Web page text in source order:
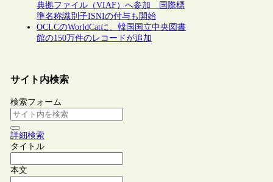
典拠ファイル（VIAF）へ参加 国際標
準名称識別子ISNIの付与も開始
OCLCのWorldCatに、韓国国立中央図書
館の150万件のレコードが追加
サイト内検索
検索フォーム
詳細検索
タイトル
本文